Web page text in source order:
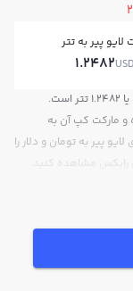
پیر به تتر
1.2482
قیمت لحظه‌ای لایو پیر هم اکنون معادل 232,865 تومان یا 1.2482 تتر است.
طی 24 ساعت اخیر -2.332% بوده و مارکت کپ آن به
لایو پیر به تومان و دلار را
رابکس مشاهده کنید.